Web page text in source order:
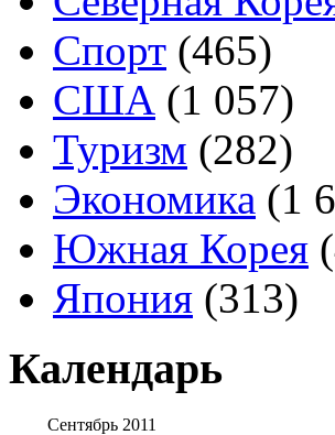
Спорт (465)
США (1 057)
Туризм (282)
Экономика (1
Южная Корея
Япония (313)
Календарь
Сентябрь 2011